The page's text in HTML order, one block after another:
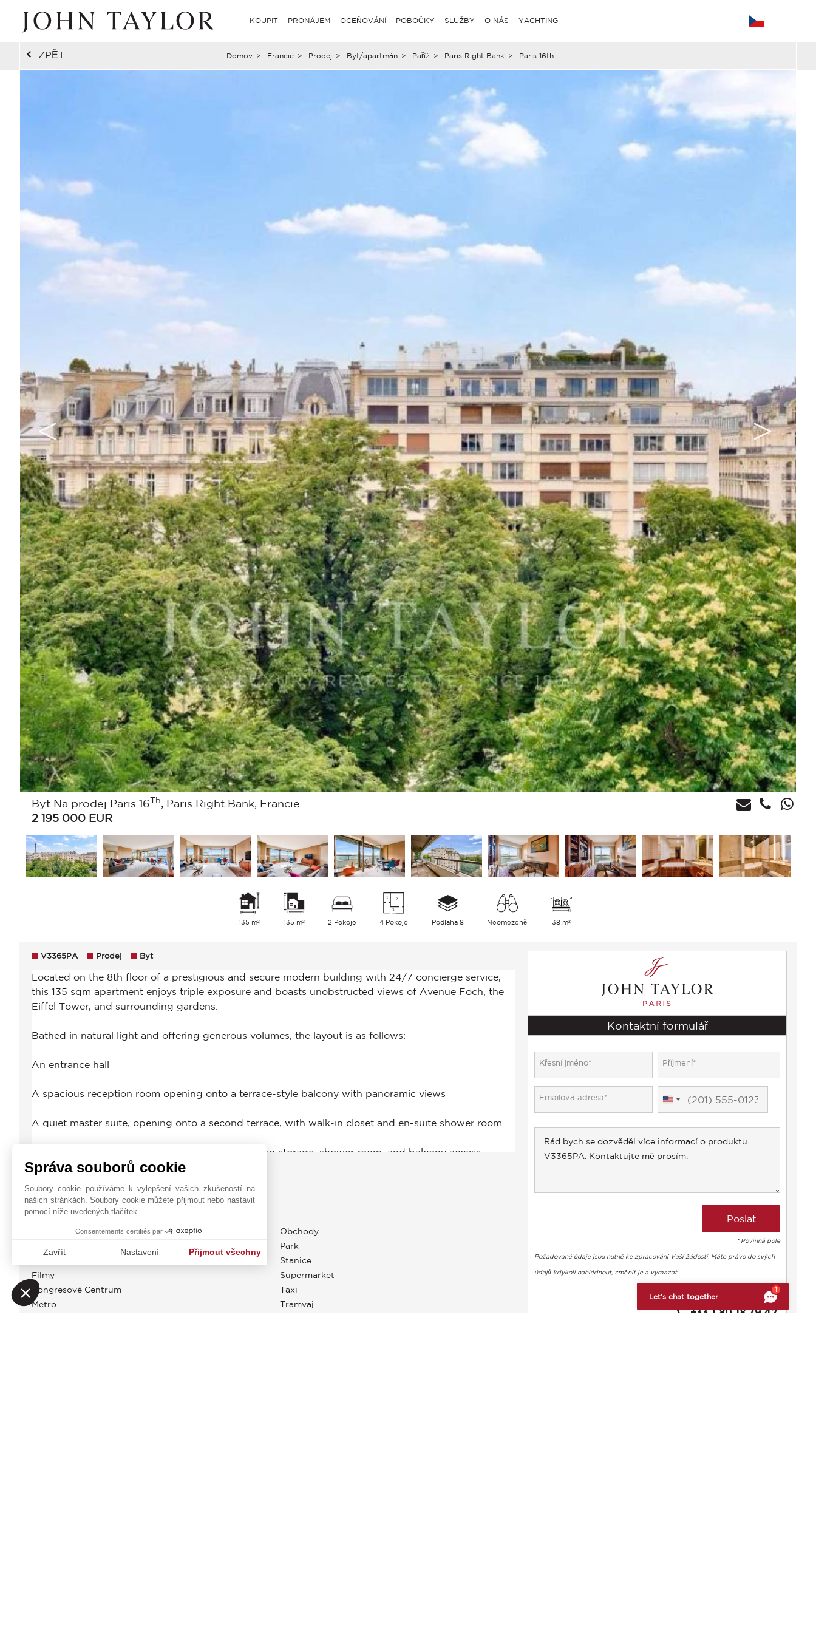
KOUPIT PRONÁJEM OCEŇOVÁNÍ POBOČKY SLUŽBY O NÁS YACHTING
ZPĚT Domov > Francie > Prodej > Byt/apartmán > Paříž > Paris Right Bank > Paris 16th
Byt Na prodej Paris 16Th, Paris Right Bank, Francie
2 195 000 EUR
135 m² 135 m² 2 Pokoje 4 Pokoje Podlaha 8 Neomezeně 38 m²
V3365PA Prodej Byt
OBČANSKÁ VYBAVENOST
Filmy
Kongresové Centrum
Metro
Obchody
Park
Stanice
Supermarket
Taxi
Tramvaj
Kontaktní formulář
United
* Povinná pole
Požadované údaje jsou nutné ke zpracování Vaší žádosti. Máte právo do svých
údajů kdykoli nahlédnout, změnit je a vymazat.
David SAMAMA
+33 1 80 18 79 42
Správa souborů cookie
Soubory cookie používáme k vylepšení vašich zkušeností na
našich stránkách. Soubory cookie můžete přijmout nebo nastavit
pomocí níže uvedených tlačítek.
Consentements certifiés par
Zavřít Nastavení Přijmout všechny
Axeptio consent
Platforma pro správu souhlasů: Upravte si své volby
Naše platforma vám umožňuje přizpůsobit a spravovat vaše nastavení soukromí, čímž zajišťuje dodržování předpisů. Přizpůsobte si svá preference a kontrolujte, jak jsou vaše informace
Let’s chat together
1